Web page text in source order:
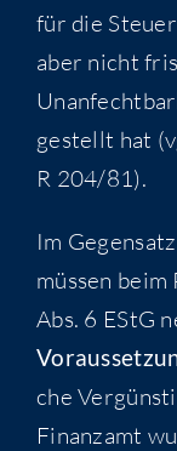
für die
aber nicht
gestellt hat
R 204/81).
Im
müs­sen
Abs. 6 EStG
che
Finanz­amt